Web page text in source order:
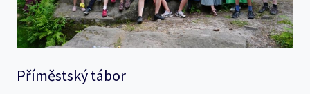
Příměstský tábor